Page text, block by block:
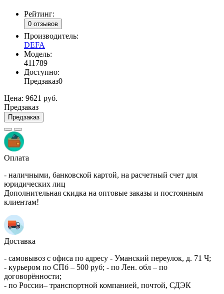
Рейтинг:
0 отзывов
Производитель:
DEFA
Модель:
411789
Доступно:
Предзаказ0
Цена: 9621 руб.
Предзаказ
Предзаказ
Оплата
- наличными, банковской картой, на расчетный счет для
юридических лиц
Дополнительная скидка на оптовые заказы и постоянным
клиентам!
Доставка
- самовывоз с офиса по адресу - Уманский переулок, д. 71 Ч;
- курьером по СПб – 500 руб; - по Лен. обл – по
договорённости;
- по России– транспортной компанией, почтой, СДЭК